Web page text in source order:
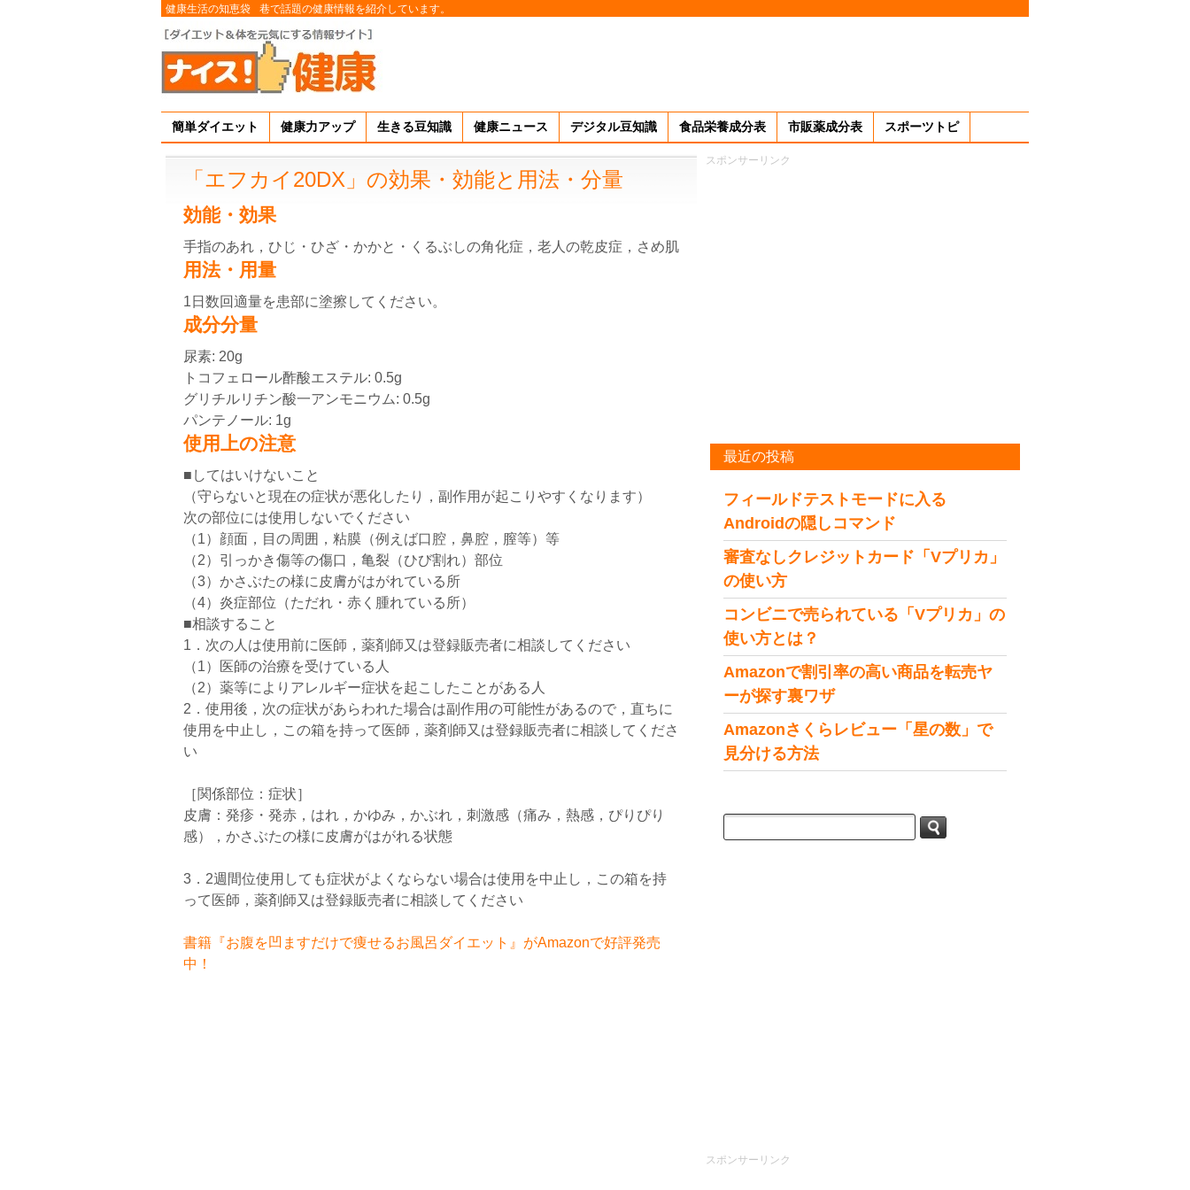
健康生活の知恵袋 巷で話題の健康情報を紹介しています。
簡単ダイエット 健康力アップ 生きる豆知識 健康ニュース デジタル豆知識 食品栄養成分表 市販薬成分表 スポーツトピ
「エフカイ20DX」の効果・効能と用法・分量
効能・効果
手指のあれ，ひじ・ひざ・かかと・くるぶしの角化症，老人の乾皮症，さめ肌
用法・用量
1日数回適量を患部に塗擦してください。
成分分量
尿素: 20g
トコフェロール酢酸エステル: 0.5g
グリチルリチン酸一アンモニウム: 0.5g
パンテノール: 1g
使用上の注意
■してはいけないこと
（守らないと現在の症状が悪化したり，副作用が起こりやすくなります）
次の部位には使用しないでください
（1）顔面，目の周囲，粘膜（例えば口腔，鼻腔，膣等）等
（2）引っかき傷等の傷口，亀裂（ひび割れ）部位
（3）かさぶたの様に皮膚がはがれている所
（4）炎症部位（ただれ・赤く腫れている所）
■相談すること
1．次の人は使用前に医師，薬剤師又は登録販売者に相談してください
（1）医師の治療を受けている人
（2）薬等によりアレルギー症状を起こしたことがある人
2．使用後，次の症状があらわれた場合は副作用の可能性があるので，直ちに
使用を中止し，この箱を持って医師，薬剤師又は登録販売者に相談してくださ
い
［関係部位：症状］
皮膚：発疹・発赤，はれ，かゆみ，かぶれ，刺激感（痛み，熱感，ぴりぴり
感），かさぶたの様に皮膚がはがれる状態
3．2週間位使用しても症状がよくならない場合は使用を中止し，この箱を持
って医師，薬剤師又は登録販売者に相談してください
書籍『お腹を凹ますだけで痩せるお風呂ダイエット』がAmazonで好評発売
中！
スポンサーリンク
最近の投稿
フィールドテストモードに入る
Androidの隠しコマンド
審査なしクレジットカード「Vプリカ」
の使い方
コンビニで売られている「Vプリカ」の
使い方とは？
Amazonで割引率の高い商品を転売ヤ
ーが探す裏ワザ
Amazonさくらレビュー「星の数」で
見分ける方法
スポンサーリンク